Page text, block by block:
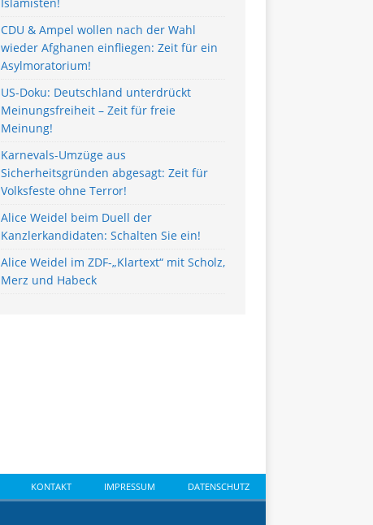
Islamisten!
CDU & Ampel wollen nach der Wahl
wieder Afghanen einfliegen: Zeit für ein
Asylmoratorium!
US-Doku: Deutschland unterdrückt
Meinungsfreiheit – Zeit für freie
Meinung!
Karnevals-Umzüge aus
Sicherheitsgründen abgesagt: Zeit für
Volksfeste ohne Terror!
Alice Weidel beim Duell der
Kanzlerkandidaten: Schalten Sie ein!
Alice Weidel im ZDF-„Klartext“ mit Scholz,
Merz und Habeck
KONTAKT IMPRESSUM DATENSCHUTZ